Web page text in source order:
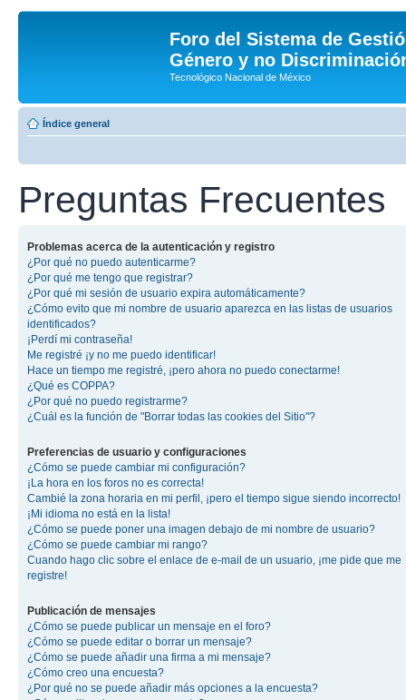
Foro del Sistema de
Género y no
Tecnológico Nacional de México
Índice general
Preguntas Frecuentes
Problemas acerca de la autenticación y registro
¿Por qué no puedo autenticarme?
¿Por qué me tengo que registrar?
¿Por qué mi sesión de usuario expira automáticamente?
¿Cómo evito que mi nombre de usuario aparezca en las listas de usuarios
identificados?
¡Perdí mi contraseña!
Me registré ¡y no me puedo identificar!
Hace un tiempo me registré, ¡pero ahora no puedo conectarme!
¿Qué es COPPA?
¿Por qué no puedo registrarme?
¿Cuál es la función de "Borrar todas las cookies del Sitio"?
Preferencias de usuario y configuraciones
¿Cómo se puede cambiar mi configuración?
¡La hora en los foros no es correcta!
Cambié la zona horaria en mi perfil, ¡pero el tiempo sigue siendo incorrecto!
¡Mi idioma no está en la lista!
¿Cómo se puede poner una imagen debajo de mi nombre de usuario?
¿Cómo se puede cambiar mi rango?
Cuando hago clic sobre el enlace de e-mail de un usuario, ¡me pide que me
registre!
Publicación de mensajes
¿Cómo se puede publicar un mensaje en el foro?
¿Cómo se puede editar o borrar un mensaje?
¿Cómo se puede añadir una firma a mi mensaje?
¿Cómo creo una encuesta?
¿Por qué no se puede añadir más opciones a la encuesta?